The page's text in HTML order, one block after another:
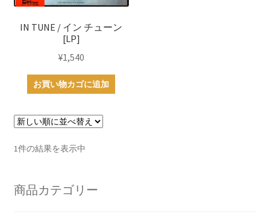
IN TUNE / イン チューン
[LP]
¥1,540
お買い物カゴに追加
1件の結果を表示中
商品カテゴリー